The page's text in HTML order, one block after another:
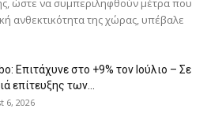
ώστε να συμπεριληφθούν μέτρα που
ανθεκτικότητα της χώρας, υπέβαλε
Επιτάχυνε στο +9% τον Ιούλιο – Σε
επίτευξης των...
6, 2026